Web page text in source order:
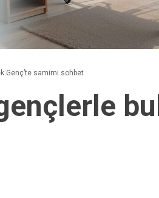
Genç’te samimi sohbet